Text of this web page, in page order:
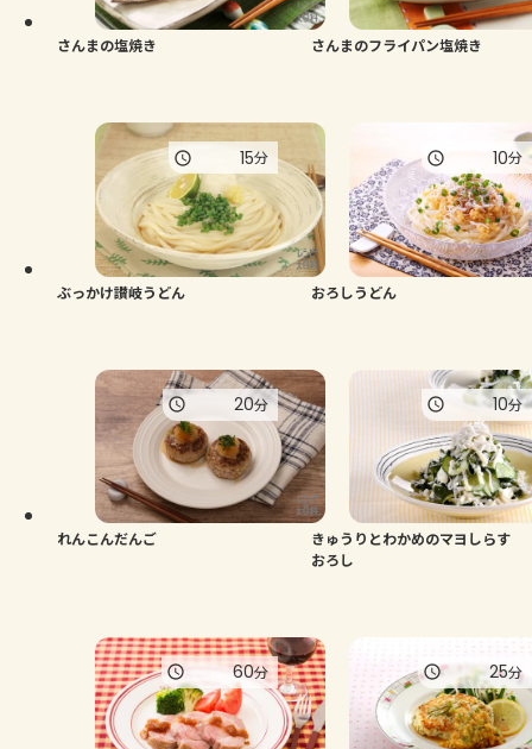
さんまの塩焼き さんまのフライパン塩焼き
ぶっかけ讃岐うどん
15分
おろしうどん
10分
れんこんだんご
20分
きゅうりとわかめのマヨしらす
おろし
10分
60分 25分